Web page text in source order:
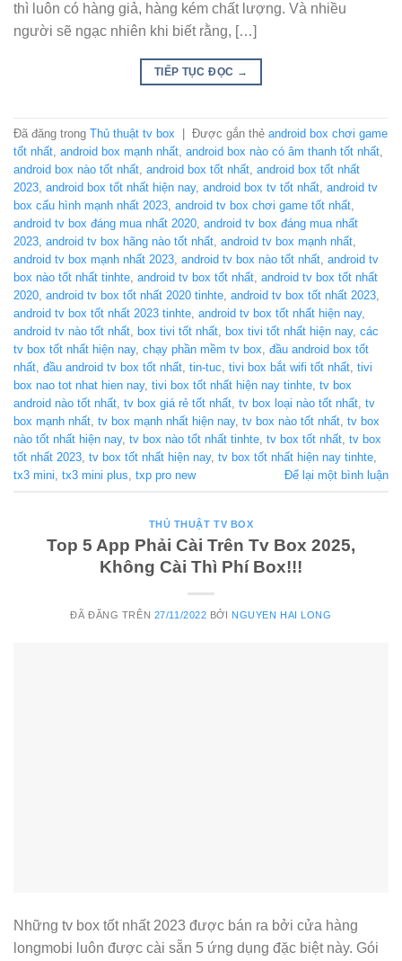
thì luôn có hàng giả, hàng kém chất lượng. Và nhiều
người sẽ ngạc nhiên khi biết rằng, […]
TIẾP TỤC ĐỌC →
Đã đăng trong Thủ thuật tv box | Được gắn thẻ android box chơi game
tốt nhất android box mạnh nhất android box nào có âm thanh tốt nhất
android box nào tốt nhất android box tốt nhất android box tốt nhất
2023 android box tốt nhất hiện nay, android box tv tốt nhất android tv
box cấu hình mạnh nhất 2023 android tv box chơi game tốt nhất
android tv box đáng mua nhất 2020 android tv box đáng mua nhất
2023 android tv box hãng nào tốt nhất android tv box mạnh nhất
android tv box mạnh nhất 2023 android tv box nào tốt nhất android tv
box nào tốt nhất tinhte android tv box tốt nhất android tv box tốt nhất
2020 android tv box tốt nhất 2020 tinhte android tv box tốt nhất 2023
android tv box tốt nhất 2023 tinhte android tv box tốt nhất hiện nay,
android tv nào tốt nhất box tivi tốt nhất box tivi tốt nhất hiện nay, các
tv box tốt nhất hiện nay, chạy phần mềm tv box đầu android box tốt
nhất đầu android tv box tốt nhất tin-tuc tivi box bắt wifi tốt nhất tivi
box nao tot nhat hien nay, tivi box tốt nhất hiện nay tinhte tv box
android nào tốt nhất tv box giá rẻ tốt nhất tv box loại nào tốt nhất tv
box mạnh nhất tv box mạnh nhất hiện nay, tv box nào tốt nhất tv box
nào tốt nhất hiện nay, tv box nào tốt nhất tinhte tv box tốt nhất tv box
tốt nhất 2023 tv box tốt nhất hiện nay, tv box tốt nhất hiện nay tinhte
tx3 mini tx3 mini plus txp pro new Để lại một bình luận
THỦ THUẬT TV BOX
Top 5 App Phải Cài Trên Tv Box 2025,
Không Cài Thì Phí Box!!!
ĐÃ ĐĂNG TRÊN 27/11/2022 BỞI NGUYEN HAI LONG
Những tv box tốt nhất 2023 được bán ra bởi cửa hàng
longmobi luôn được cài sẵn 5 ứng dụng đặc biệt này. Gói